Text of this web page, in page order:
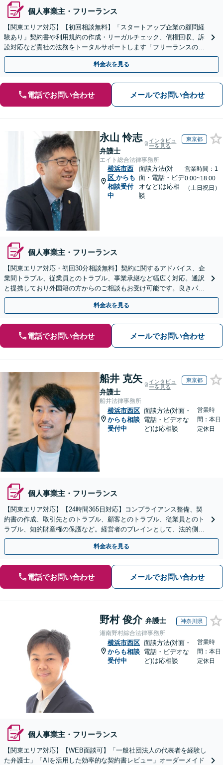
個人事業主・フリーランス
【関東エリア対応】【初回相談無料】「スタートアップ企業の顧問経
験あり」契約書や利用規約の作成・リーガルチェック、債権回収、訴
訟対応など貴社の法務をトータルサポートします「フリーランスの顧
問対応／顧問契約月額1万円～」【休日・夜間相談可】
料金表を見る
電話でお問い合わせ メールでお問い合わせ
永山 怜志
弁護士
インタビュ
ーを見る
東京都
エイト総合法律事務所
横浜市西
区 からも
相談受付
中
面談方法(対
面・電話・ビデ
オなど)は応相
談
営業時間：1
0:00~18:00
（土日祝日）
個人事業主・フリーランス
【関東エリア対応・初回30分相談無料】契約に関するアドバイス、企
業間トラブル、従業員とのトラブル、事業承継など幅広く対応。通訳
と提携しており外国籍の方からのご相談もお受け可能です。良きパー
トナーとして企業の成長を支えられるよう尽力いたします
料金表を見る
電話でお問い合わせ メールでお問い合わせ
船井 克矢
弁護士
インタビュ
ーを見る
東京都
船井法律事務所
横浜市西区
からも相談
受付中
面談方法(対面・
電話・ビデオな
ど)は応相談
営業時
間：本日
定休日
個人事業主・フリーランス
【関東エリア対応】【24時間365日対応】コンプライアンス整備、契
約書の作成、取引先とのトラブル、顧客とのトラブル、従業員とのト
ラブル、知的財産権の保護など。経営者のブレインとして、法的側面
より力強く事業をサポートします。【初回相談無料】
料金表を見る
電話でお問い合わせ メールでお問い合わせ
野村 俊介 弁護士 神奈川県
湘南野村綜合法律事務所
横浜市西区
からも相談
受付中
面談方法(対面・
電話・ビデオな
ど)は応相談
営業時
間：本日
定休日
個人事業主・フリーランス
【関東エリア対応】【WEB面談可】「一般社団法人の代表者を経験し
た弁護士」「AIを活用した効率的な契約書レビュー」オーダーメイド